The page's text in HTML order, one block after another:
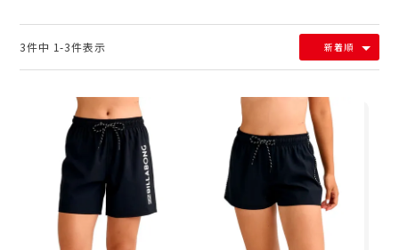
新着順
3件中 1-3件表示